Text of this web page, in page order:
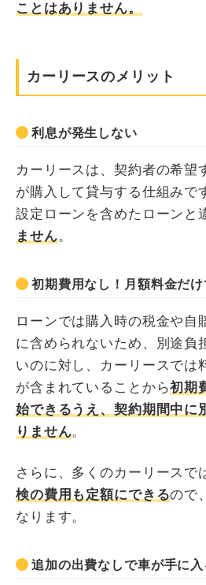
ことはありません。
カーリースのメリット
利息が発生しない
カーリースは、契約者の希望
が購入して貸与する仕組みで
設定ローンを含めたローンと
ません。
初期費用なし！月額料金だ
ローンでは購入時の税金や自
に含められないため、別途負
いのに対し、カーリースでは
が含まれていることから初期
始できるうえ、契約期間中に
りません。
さらに、多くのカーリースで
検の費用も定額にできるので
なります。
追加の出費なしで車が手に